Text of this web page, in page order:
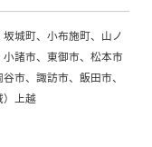
城町、小布施町、山ノ
諸市、東御市、松本市
市、諏訪市、飯田市、
）上越